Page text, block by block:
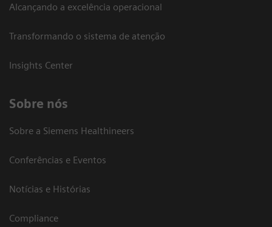
Alcançando a excelência operacional
Transformando o sistema de atenção
Insights Center
Sobre nós
Sobre a Siemens Healthineers
Conferências e Eventos
Notícias e Histórias
Compliance